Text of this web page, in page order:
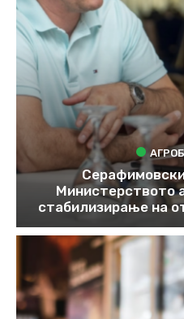
Министерството
стабилизирање на